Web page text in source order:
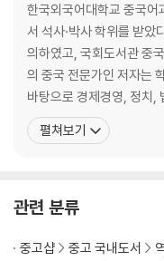
제3편 모공謀攻│싸우지 않
싸우지 않고 이기는 것이 최
· 싸우지 않고 승리하는 길
· 온전한 승리를 추구하라 -
· 한발 빠른 정보가 판세를
· 적을 교란해 스스로 무너지
적을 알고 나를 알면 위태롭
한국외국어대학교 중국
서 석사·박사 학위를 받았
의하였고, 국회도서관 중
의 중국 전문가인 저자는
바탕으로 경제경영, 정치,
서가 있으며, 다수의 한·
고하여 많은 독자들의 사랑을 받고 있다. 지은
펼쳐보기
관련 분류
중고샵 중고 국내도서